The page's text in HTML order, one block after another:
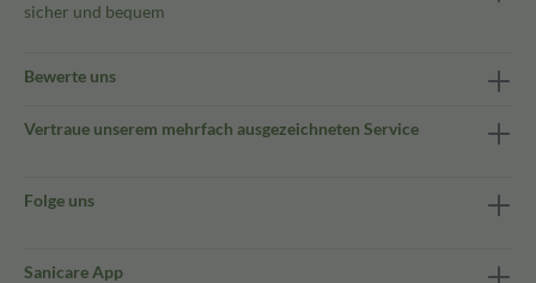
sicher und bequem
Bewerte uns
Vertraue unserem mehrfach ausgezeichneten Service
Folge uns
Sanicare App